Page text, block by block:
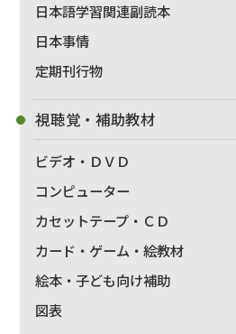
日本語学習関連副読本
日本事情
定期刊行物
視聴覚・補助教材
ビデオ・ＤＶＤ
コンピューター
カセットテープ・ＣＤ
カード・ゲーム・絵教材
絵本・子ども向け補助
図表